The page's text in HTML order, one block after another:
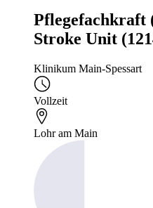
Pflegefachkraft
Stroke Unit
Klinikum Main-Spessart
Vollzeit
Lohr am Main